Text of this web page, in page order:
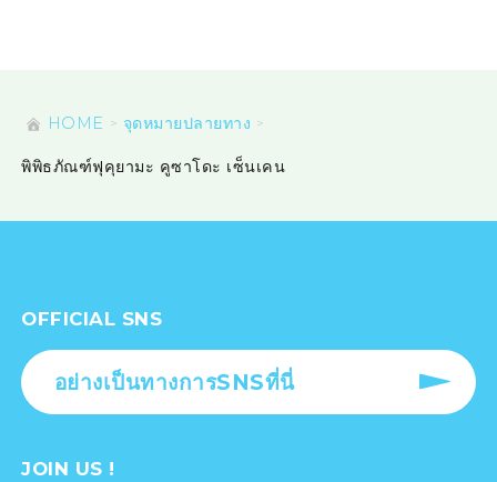
HOME จุดหมายปลายทาง
พิพิธภัณฑ์ฟุคุยามะ คูซาโดะ เซ็นเคน
OFFICIAL SNS
อย่างเป็นทางการSNSที่นี่
JOIN US !